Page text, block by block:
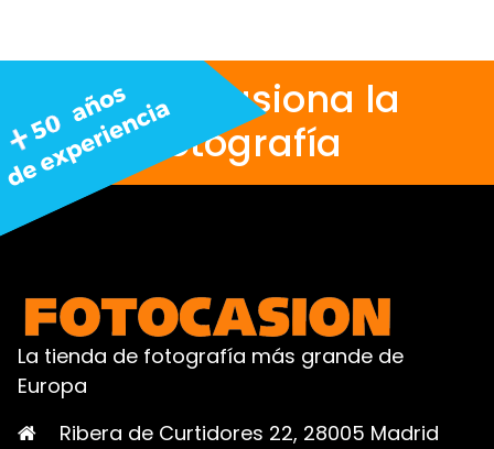
Nos apasiona la
fotografía
La tienda de fotografía más grande de
Europa
Ribera de Curtidores 22, 28005 Madrid